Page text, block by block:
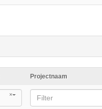
Projectnaam
× Filter